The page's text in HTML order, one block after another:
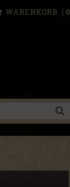
WARENKORB (0